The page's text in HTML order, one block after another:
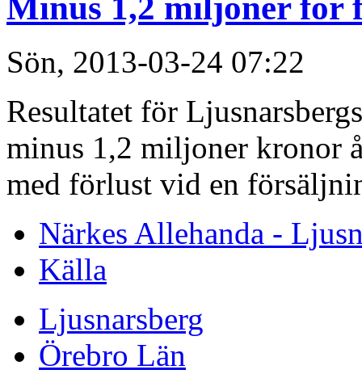
Minus 1,2 miljoner för
Sön, 2013-03-24 07:22
Resultatet för
minus 1,2 miljoner kronor
med förlust vid en
Närkes Allehanda -
Källa
Ljusnarsberg
Örebro Län